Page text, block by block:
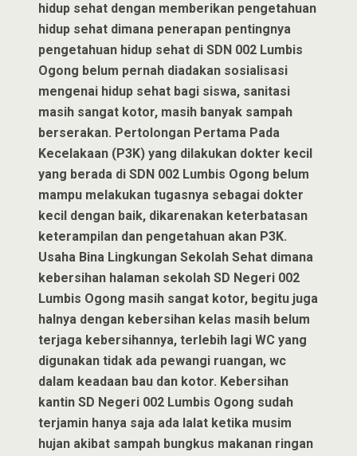
hidup sehat dengan memberikan pengetahuan
hidup sehat dimana penerapan pentingnya
pengetahuan hidup sehat di SDN 002 Lumbis
Ogong belum pernah diadakan sosialisasi
mengenai hidup sehat bagi siswa, sanitasi
masih sangat kotor, masih banyak sampah
berserakan. Pertolongan Pertama Pada
Kecelakaan (P3K) yang dilakukan dokter kecil
yang berada di SDN 002 Lumbis Ogong belum
mampu melakukan tugasnya sebagai dokter
kecil dengan baik, dikarenakan keterbatasan
keterampilan dan pengetahuan akan P3K.
Usaha Bina Lingkungan Sekolah Sehat dimana
kebersihan halaman sekolah SD Negeri 002
Lumbis Ogong masih sangat kotor, begitu juga
halnya dengan kebersihan kelas masih belum
terjaga kebersihannya, terlebih lagi WC yang
digunakan tidak ada pewangi ruangan, wc
dalam keadaan bau dan kotor. Kebersihan
kantin SD Negeri 002 Lumbis Ogong sudah
terjamin hanya saja ada lalat ketika musim
hujan akibat sampah bungkus makanan ringan